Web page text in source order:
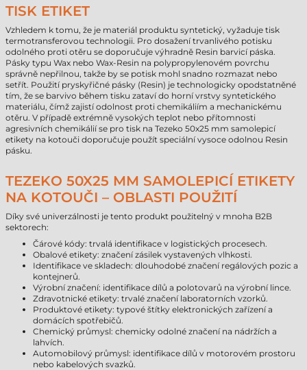
TISK ETIKET
Vzhledem k tomu, že je materiál produktu syntetický, vyžaduje tisk
termotransferovou technologii. Pro dosažení trvanlivého potisku
odolného proti otěru se doporučuje výhradně Resin barvicí páska.
Pásky typu Wax nebo Wax-Resin na polypropylenovém povrchu
správně nepřilnou, takže by se potisk mohl snadno rozmazat nebo
setřít. Použití pryskyřičné pásky (Resin) je technologicky opodstatněné
tím, že se barvivo během tisku zataví do horní vrstvy syntetického
materiálu, čímž zajistí odolnost proti chemikáliím a mechanickému
otěru. V případě extrémně vysokých teplot nebo přítomnosti
agresivních chemikálií se pro tisk na Tezeko 50x25 mm samolepicí
etikety na kotouči doporučuje použít speciální vysoce odolnou Resin
pásku.
TEZEKO 50X25 MM SAMOLEPICÍ ETIKETY
NA KOTOUČI – OBLASTI POUŽITÍ
Díky své univerzálnosti je tento produkt použitelný v mnoha B2B
sektorech:
Čárové kódy: trvalá identifikace v logistických procesech.
Obalové etikety: značení zásilek vystavených vlhkosti.
Identifikace ve skladech: dlouhodobé značení regálových pozic a
kontejnerů.
Výrobní značení: identifikace dílů a polotovarů na výrobní lince.
Zdravotnické etikety: trvalé značení laboratorních vzorků.
Produktové etikety: typové štítky elektronických zařízení a
domácích spotřebičů.
Chemický průmysl: chemicky odolné značení na nádržích a
lahvích.
Automobilový průmysl: identifikace dílů v motorovém prostoru
nebo kabelových svazků.